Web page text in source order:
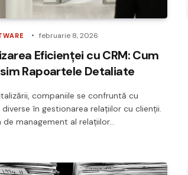
februarie 8, 2026
Eficienței cu CRM: Cum
Rapoartele Detaliate
companiile se confruntă cu
în gestionarea relațiilor cu clienții.
de management al relațiilor…